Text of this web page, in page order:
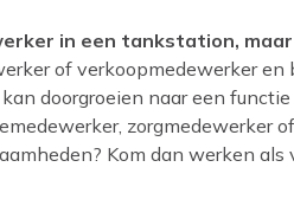
in een tankstation,
of verkoopmedewerker en
doorgroeien naar een
zorgmedewerker
Kom dan werken